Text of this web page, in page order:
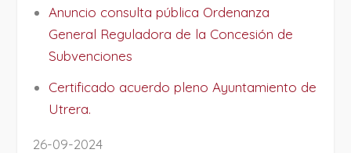
Anuncio consulta pública Ordenanza
General Reguladora de la Concesión de
Subvenciones
Certificado acuerdo pleno Ayuntamiento de
Utrera.
26-09-2024